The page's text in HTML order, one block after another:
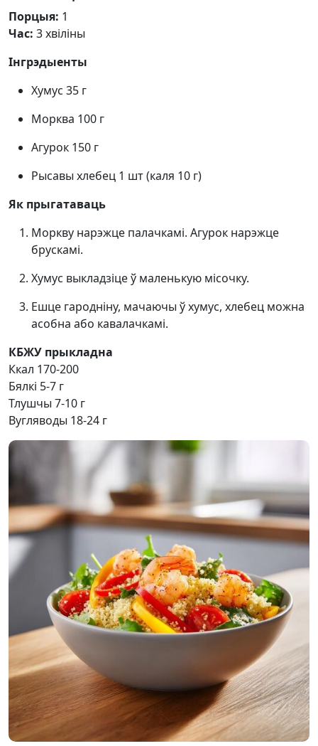
Порцыя: 1
Час: 3 хвіліны
Інгрэдыенты
Хумус 35 г
Морква 100 г
Агурок 150 г
Рысавы хлебец 1 шт (каля 10 г)
Як прыгатаваць
Моркву нарэжце палачкамі. Агурок нарэжце
брускамі.
Хумус выкладзіце ў маленькую місочку.
Ешце гародніну, мачаючы ў хумус, хлебец можна
асобна або кавалачкамі.
КБЖУ прыкладна
Ккал 170-200
Бялкі 5-7 г
Тлушчы 7-10 г
Вугляводы 18-24 г